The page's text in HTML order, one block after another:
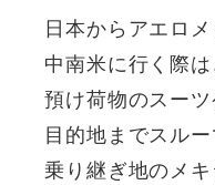
日本からアエロメ
中南米に行く際は
預け荷物のスーツ
目的地までスルー
乗り継ぎ地のメキ